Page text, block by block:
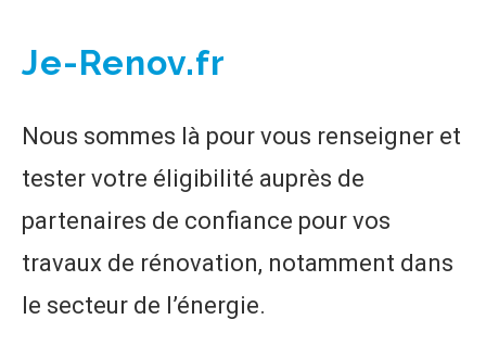
Je-Renov.fr
Nous sommes là pour vous renseigner et
tester votre éligibilité auprès de
partenaires de confiance pour vos
travaux de rénovation, notamment dans
le secteur de l’énergie.